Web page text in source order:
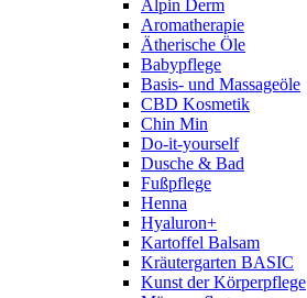
Alpin Derm
Aromatherapie
Ätherische Öle
Babypflege
Basis- und Massageöle
CBD Kosmetik
Chin Min
Do-it-yourself
Dusche & Bad
Fußpflege
Henna
Hyaluron+
Kartoffel Balsam
Kräutergarten BASIC
Kunst der Körperpflege